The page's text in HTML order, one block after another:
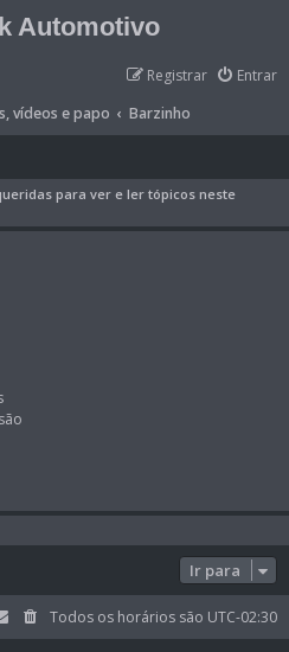
Automotivo
Entrar
Registrar
vídeos e papo Barzinho
para ver e ler tópicos neste
Ir para
Todos os horários são UTC-02:30